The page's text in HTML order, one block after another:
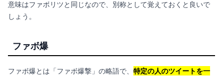
意味はファボリツと同じなので、別称として覚えておくと良いで
しょう。
ファボ爆
ファボ爆とは「ファボ爆撃」の略語で、 特定の人のツイートを一